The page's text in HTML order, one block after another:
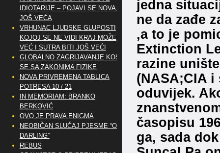
jedna
ne da zađe
,a to je
Extinction
razine
(NASA;CIA
oduvijek.
časopisu
ga, sada
IDIOTARIJE – POJAVI SE NOVA,..
JOŠ VEĆA
VRHUNAC LJUDSKE GLUPOSTI
KOJOJ SE NE VIDI KRAJ MOŽE
VEĆ I SUTRA BITI JOŠ VEĆI
GLOBALNO ZAGRIJAVANJE KOSI
SE SA ZAKONIMA FIZIKE
NOVA PRIVREMENA TABLICA
POTRESA 10 / 21
IN MEMORIAM: BRANKO
BERKOVIĆ
OVO JE PRAVA ENIGMA
NEOBIČAN SLUČAJ PJESME “OH
DARLING”
REBUS